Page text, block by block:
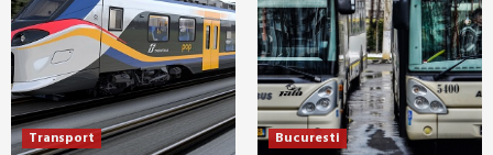
Transport Bucuresti